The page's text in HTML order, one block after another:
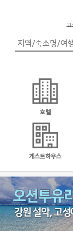
고
호텔
게스트하우스